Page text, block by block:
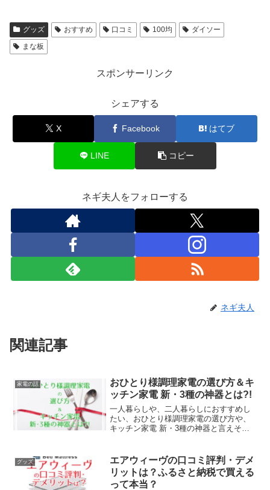
グッズ おすすめ 口コミ 100均
ダイソー
まな板
スポンサーリンク
シェアする
X Facebook はてブ
LINE コピー
ネギ夫人をフォローする
ネギ夫人
関連記事
家電の話
おひとり様調理家電の選び方＆キ
ッチン家電 新・3種の神器とは?!
一人暮らしや、二人暮らしにおすすめし
たい、おひとり様調理家電の選び方や、
キッチン家電 新・3種の神器と言えそう
た。
グッズ
エアウィーヴの口コミ評判・デメ
リットは？ふるさと納税で買える
って本当？